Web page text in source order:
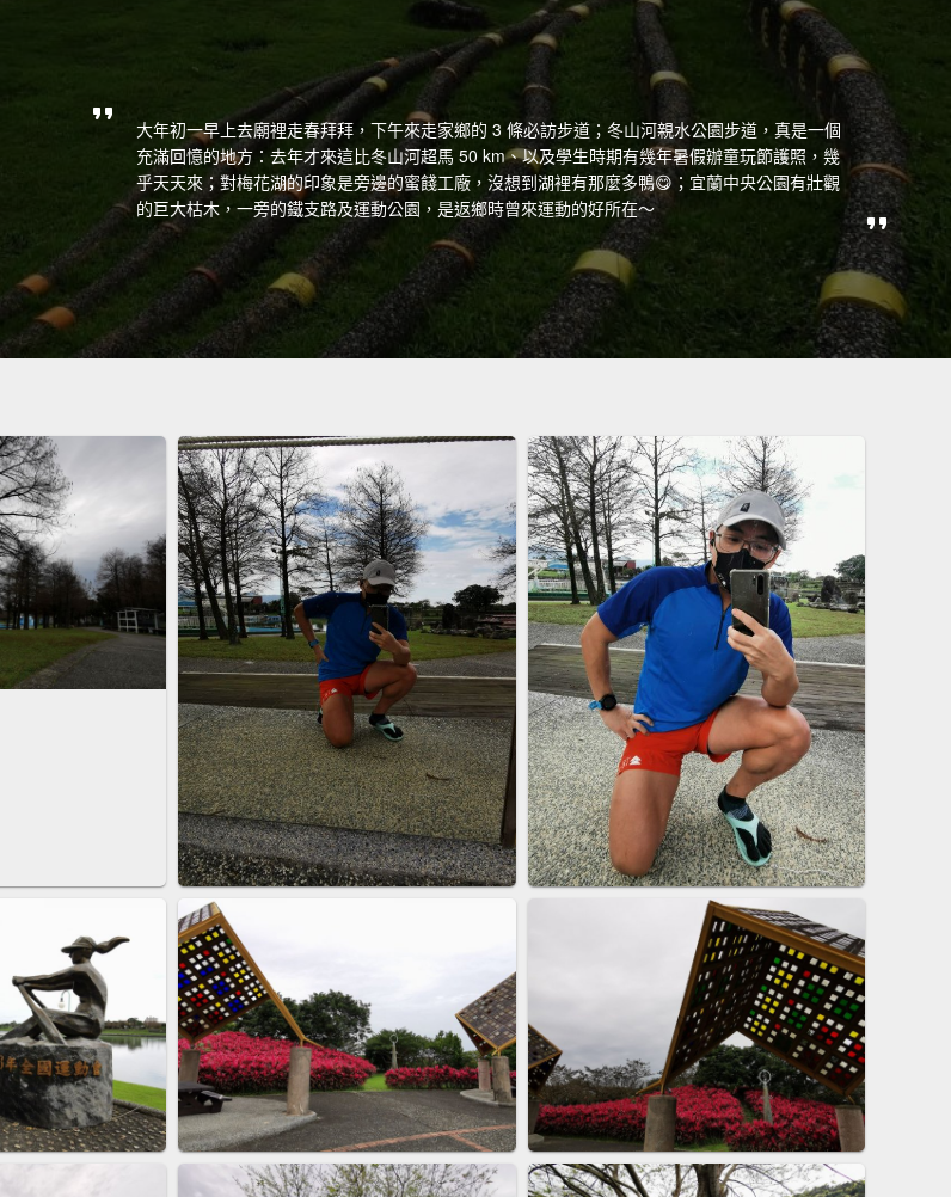
大年初一早上去廟裡走春拜拜，下午來走家鄉的 3 條必訪步道；冬山河親水公園步道，真是一個
充滿回憶的地方：去年才來這比冬山河超馬 50 km、以及學生時期有幾年暑假辦童玩節護照，幾
乎天天來；對梅花湖的印象是旁邊的蜜餞工廠，沒想到湖裡有那麼多鴨😋；宜蘭中央公園有壯觀
的巨大枯木，一旁的鐵支路及運動公園，是返鄉時曾來運動的好所在～